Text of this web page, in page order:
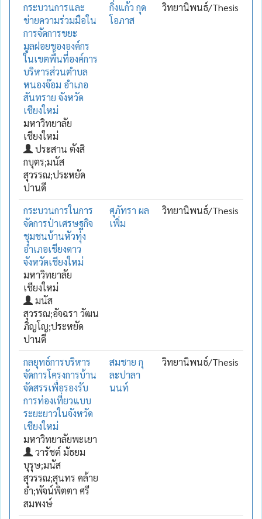
กระบวนการและ
ข่ายความร่วมมือใน
การจัดการขยะ
มูลฝอยขององค์กร
ในเขตพื้นที่องค์การ
บริหารส่วนตำบล
หนองจ๊อม อำเภอ
สันทราย จังหวัด
เชียงใหม่
มหาวิทยาลัย
เชียงใหม่
ประสาน ตังสิ
กบุตร;มนัส
สุวรรณ;ประหยัด
ปานดี
กิ่งแก้ว กุด
โอภาส
วิทยานิพนธ์/Thesis
กระบวนการในการ
จัดการป่าเศรษฐกิจ
ชุมชนบ้านหัวทุ่ง
อำเภอเชียงดาว
จังหวัดเชียงใหม่
มหาวิทยาลัย
เชียงใหม่
มนัส
สุวรรณ;อัจฉรา วัฒน
ภิญโญ;ประหยัด
ปานดี
ศุภัทรา ผล
เพิ่ม
วิทยานิพนธ์/Thesis
กลยุทธ์การบริหาร
จัดการโครงการบ้าน
จัดสรรเพื่อรองรับ
การท่องเที่ยวแบบ
ระยะยาวในจังหวัด
เชียงใหม่
มหาวิทยาลัยพะเยา
วารัชต์ มัธยม
บุรุษ;มนัส
สุวรรณ;สุนทร คล้าย
อ่ำ;พัจน์พิตตา ศรี
สมพงษ์
สมชาย กุ
ละปาลา
นนท์
วิทยานิพนธ์/Thesis